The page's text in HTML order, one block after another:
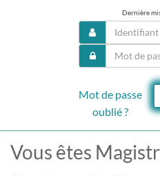
Dernière
Mot de passe
oublié ?
Vous êtes